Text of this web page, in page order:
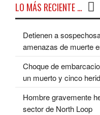
LO MÁS RECIENTE …
Detienen a
amenazas de muerte
Choque de
un muerto y cinco
Hombre gravemente
sector de North Loop